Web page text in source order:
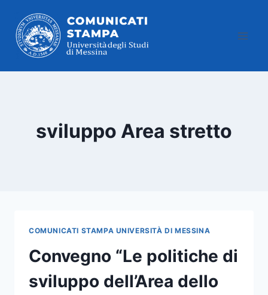
contenuto
sviluppo Area stretto
COMUNICATI STAMPA UNIVERSITÀ DI MESSINA
Convegno “Le politiche di
sviluppo dell’Area dello